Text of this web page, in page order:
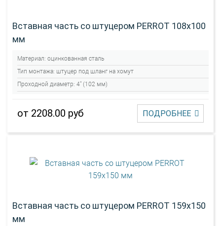
Вставная часть со штуцером PERROT 108х100
мм
Материал: оцинкованная сталь
Тип монтажа: штуцер под шланг на хомут
Проходной диаметр: 4" (102 мм)
от 2208.00 руб ПОДРОБНЕЕ
Вставная часть со штуцером PERROT 159х150
мм